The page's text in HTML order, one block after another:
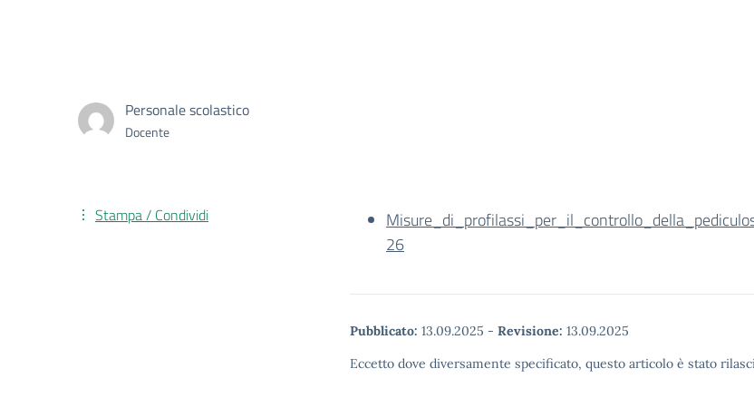
Personale scolastico
Docente
26
Pubblicato: 13.09.2025 - Revisione: 13.09.2025
Eccetto dove diversamente specificato, questo articolo è stato
Stampa / Condividi